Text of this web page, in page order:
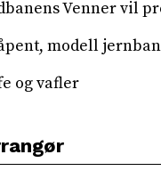
Venner vil
modell
og vafler